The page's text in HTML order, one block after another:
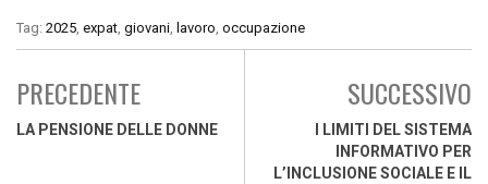
Tag: 2025 expat giovani lavoro occupazione
PRECEDENTE
LA PENSIONE DELLE DONNE
SUCCESSIVO
I LIMITI DEL SISTEMA
INFORMATIVO PER
L’INCLUSIONE SOCIALE E IL